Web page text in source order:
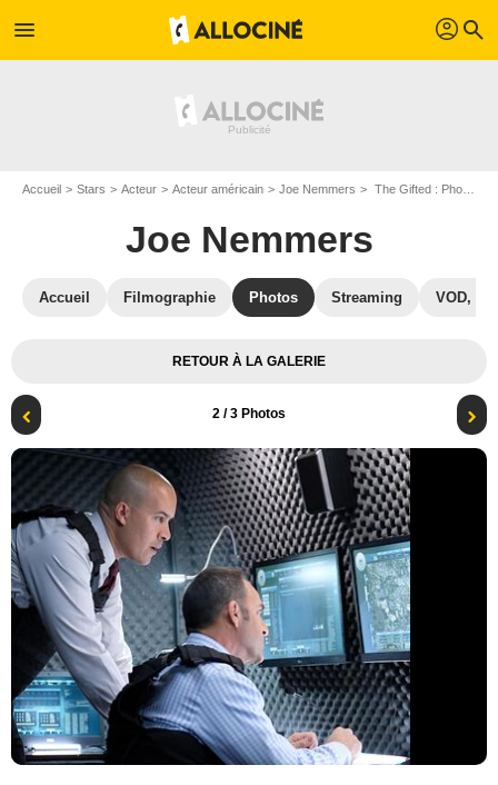
menu profil search
Accueil Stars Acteur Acteur américain Joe Nemmers The Gifted : Photo Coby Bell, Joe Nemmers
Joe Nemmers
Accueil Filmographie Photos Streaming VOD,
RETOUR À LA GALERIE
2 / 3 Photos